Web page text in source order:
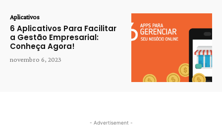
Aplicativos
6 Aplicativos Para Facilitar
a Gestão Empresarial:
Conheça Agora!
novembro 6, 2023
- Advertisement -